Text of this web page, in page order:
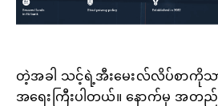
တဲ့အခါ သင့်ရဲ့အီးမေးလ်လိပ်စာကိုသ
အရေးကြီးပါတယ်။ နောက်မှ အတ